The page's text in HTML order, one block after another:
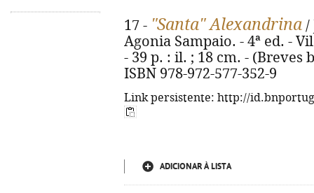
17 - "Santa" Alexandrina /
Agonia Sampaio. - 4ª ed. -
- 39 p. : il. ; 18 cm. - (Breves
ISBN 978-972-577-352-9
Link persistente: http://
ADICIONAR À LISTA